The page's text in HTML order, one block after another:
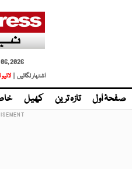
06, 2026
اشتہار لگائیں |
صفحۂ اول تازہ ترین کھیل